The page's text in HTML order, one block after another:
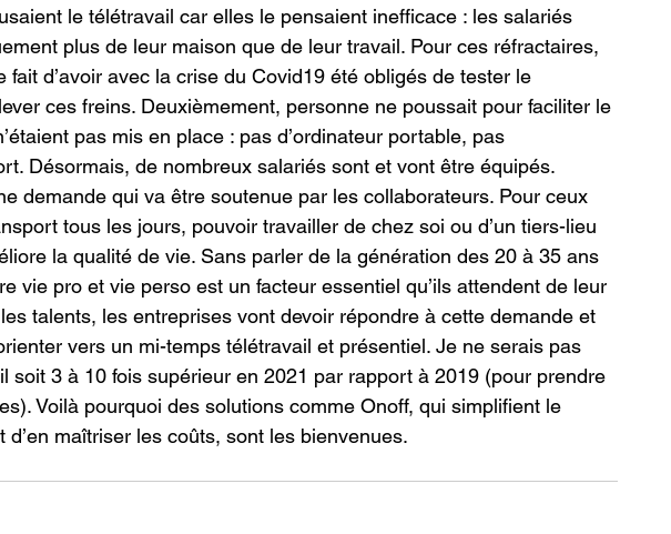
le télétravail car elles le pensaient inefficace : les salariés
plus de leur maison que de leur travail. Pour ces réfractaires,
fait d’avoir avec la crise du Covid19 été obligés de tester le
ces freins. Deuxièmement, personne ne poussait pour faciliter le
pas mis en place : pas d’ordinateur portable, pas
Désormais, de nombreux salariés sont et vont être équipés.
demande qui va être soutenue par les collaborateurs. Pour ceux
tous les jours, pouvoir travailler de chez soi ou d’un tiers-lieu
la qualité de vie. Sans parler de la génération des 20 à 35 ans
vie pro et vie perso est un facteur essentiel qu’ils attendent de leur
talents, les entreprises vont devoir répondre à cette demande et
vers un mi-temps télétravail et présentiel. Je ne serais pas
soit 3 à 10 fois supérieur en 2021 par rapport à 2019 (pour prendre
Voilà pourquoi des solutions comme Onoff, qui simplifient le
maîtriser les coûts, sont les bienvenues.